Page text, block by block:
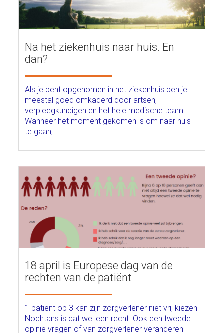
Na het ziekenhuis naar huis. En
dan?
Als je bent opgenomen in het ziekenhuis ben je
meestal goed omkaderd door artsen,
verpleegkundigen en het hele medische team.
Wanneer het moment gekomen is om naar huis
te gaan,…
18 april is Europese dag van de
rechten van de patiënt
1 patiënt op 3 kan zijn zorgverlener niet vrij kiezen
Nochtans is dat wel een recht. Ook een tweede
opinie vragen of van zorgverlener veranderen